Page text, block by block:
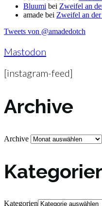
Bluumi bei Zweifel an
amade bei Zweifel an
Tweets von @amadedotch
Mastodon
[instagram-feed]
Archive
Archive
Kategorien